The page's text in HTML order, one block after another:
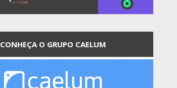
CONHEÇA O GRUPO CAELUM